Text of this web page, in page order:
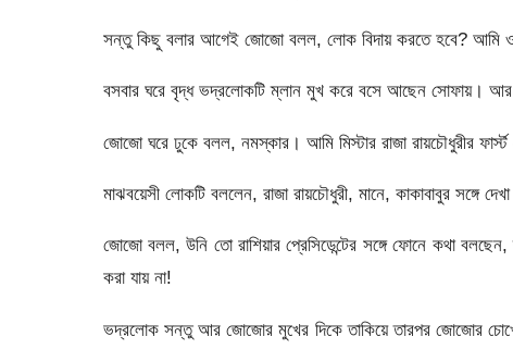
সন্তু কিছু বলার আগেই জোজো বলল, লোক বিদায় করতে হবে? আমি
বসবার ঘরে বৃদ্ধ ভদ্রলোকটি ম্লান মুখ করে বসে আছেন সোফায়।
জোজো ঘরে ঢুকে বলল, নমস্কার। আমি মিস্টার রাজা রায়চৌধুরীর
মাঝবয়েসী লোকটি বললেন, রাজা রায়চৌধুরী, মানে, কাকাবাবুর সঙ্গে
জোজো বলল, উনি তো রাশিয়ার প্রেসিডেন্টের সঙ্গে ফোনে কথা
করা যায় না!
ভদ্রলোক সন্তু আর জোজোর মুখের দিকে তাকিয়ে তারপর জোজোর